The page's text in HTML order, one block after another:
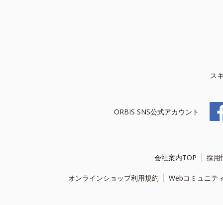
ス
ORBIS SNS公式アカウント
会社案内TOP 採用
オンラインショップ利用規約 Webコミュニテ